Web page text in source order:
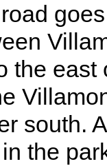
the east
south.
the